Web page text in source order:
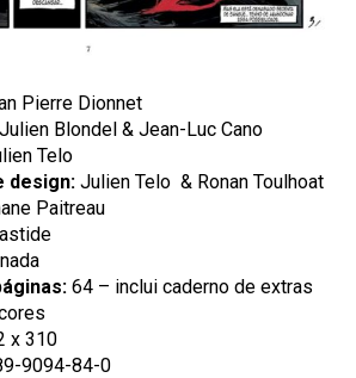
Pierre Dionnet
Julien Blondel & Jean-Luc Cano
Telo
design: Julien Telo & Ronan Toulhoat
Paitreau
64 – inclui caderno de extras
x 310
9094-84-0